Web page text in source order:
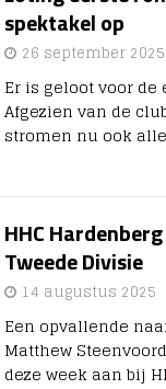
spektakel op
26 september 2025
Er is geloot voor de
Afgezien van de
stromen nu ook
HHC
Tweede Divisie
14 augustus 2025
Een opvallende
Matthew
deze week aan bij